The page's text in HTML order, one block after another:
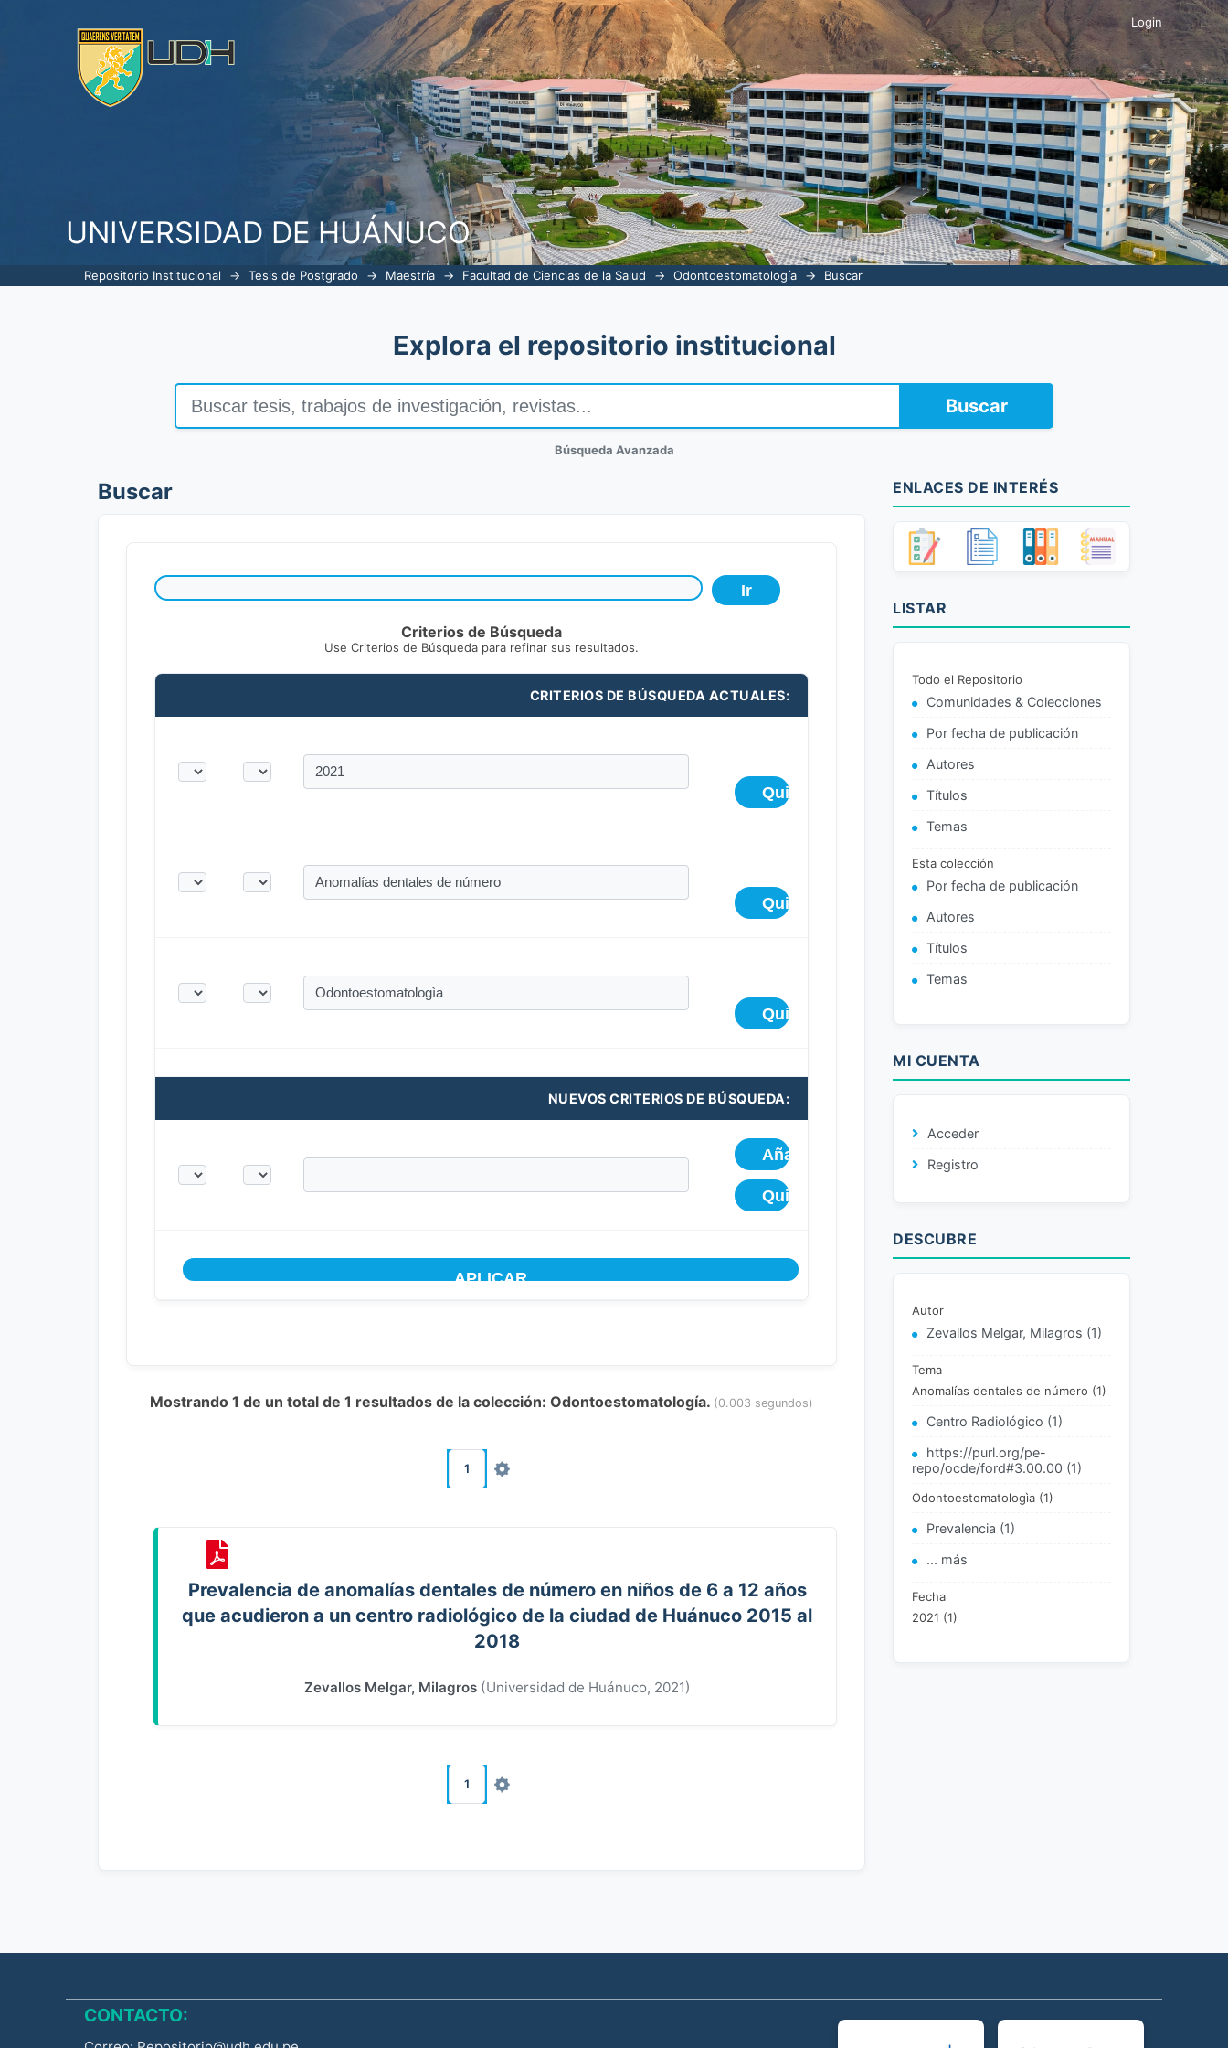
UNIVERSIDAD DE HUÁNUCO
Login
Repositorio Institucional → Tesis de Postgrado → Maestría → Facultad de Ciencias de la Salud → Odontoestomatología → Buscar
Explora el repositorio institucional
Buscar
Búsqueda Avanzada
Buscar
Criterios de Búsqueda
Use Criterios de Búsqueda para refinar sus resultados.
CRITERIOS DE BÚSQUEDA ACTUALES:
NUEVOS CRITERIOS DE BÚSQUEDA:
Mostrando 1 de un total de 1 resultados de la colección: Odontoestomatología. (0.003 segundos)
1
Prevalencia de anomalías dentales de número en niños de 6 a 12 años
que acudieron a un centro radiológico de la ciudad de Huánuco 2015 al
2018
Zevallos Melgar, Milagros (Universidad de Huánuco, 2021)
1
ENLACES DE INTERÉS
LISTAR
Todo el Repositorio
Comunidades & Colecciones
Por fecha de publicación
Autores
Títulos
Temas
Esta colección
Por fecha de publicación
Autores
Títulos
Temas
MI CUENTA
Acceder
Registro
DESCUBRE
Autor
Zevallos Melgar, Milagros (1)
Tema
Anomalías dentales de número (1)
Centro Radiológico (1)
https://purl.org/pe-
repo/ocde/ford#3.00.00 (1)
Odontoestomatologìa (1)
Prevalencia (1)
... más
Fecha
2021 (1)
CONTACTO: